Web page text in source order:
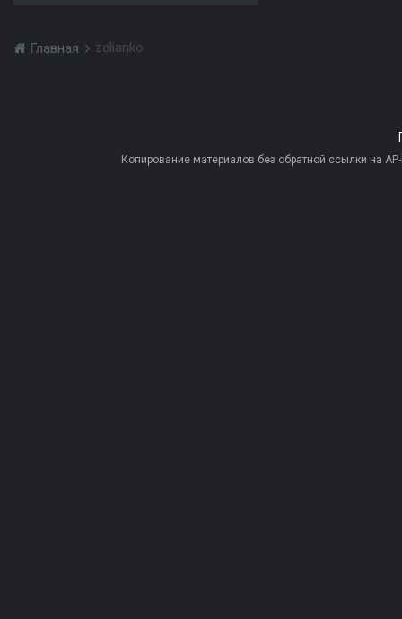
Главная zelianko
Копирование материалов без обратной ссылки на